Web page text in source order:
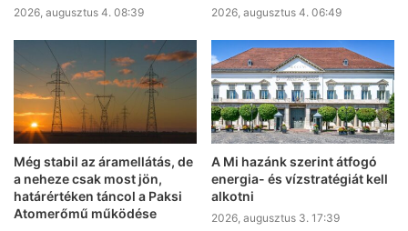
2026, augusztus 4. 08:39 2026, augusztus 4. 06:49
Még stabil az áramellátás, de
a neheze csak most jön,
határértéken táncol a Paksi
Atomerőmű működése
A Mi hazánk szerint átfogó
energia- és vízstratégiát kell
alkotni
2026, augusztus 3. 17:39